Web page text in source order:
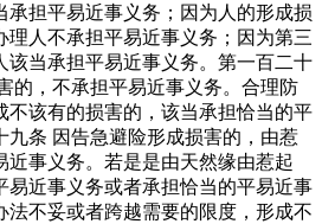
承担平易近事义务；因为人的形成损
理人不承担平易近事义务；因为第三
该当承担平易近事义务。第一百二十
的，不承担平易近事义务。合理防
不该有的损害的，该当承担恰当的平
九条 因告急避险形成损害的，由惹
近事义务。若是是由天然缘由惹起
易近事义务或者承担恰当的平易近事
法不妥或者跨越需要的限度，形成不